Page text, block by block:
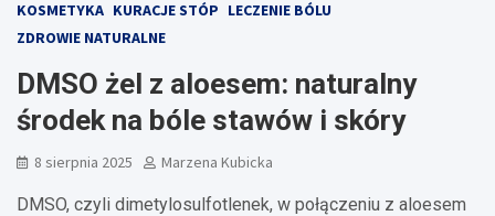
KOSMETYKA KURACJE STÓP LECZENIE BÓLU
ZDROWIE NATURALNE
DMSO żel z aloesem: naturalny
środek na bóle stawów i skóry
8 sierpnia 2025 Marzena Kubicka
DMSO, czyli dimetylosulfotlenek, w połączeniu z aloesem